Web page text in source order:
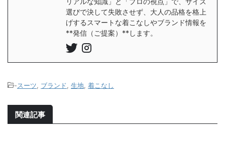
選びで決して失敗させず、大人の品格を格上
げするスマートな着こなしやブランド情報を
**発信（ご提案）**します。
-スーツ ブランド 生地 着こなし
関連記事